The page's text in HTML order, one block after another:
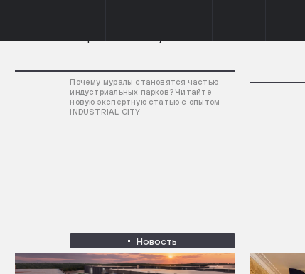
Почему муралы становятся частью
индустриальных парков? Читайте
новую экспертную статью с опытом
INDUSTRIAL CITY
Новость